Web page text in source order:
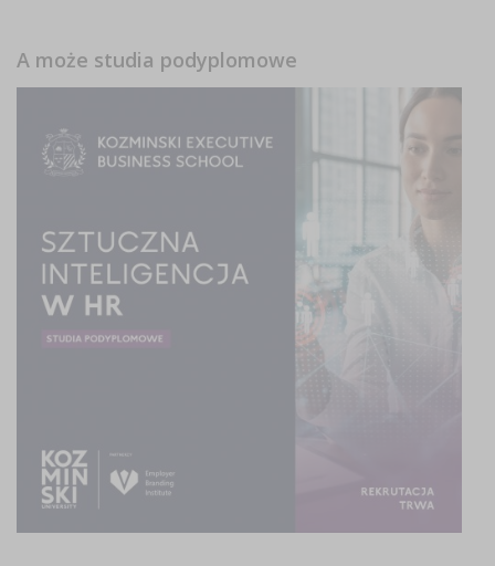
A może studia podyplomowe